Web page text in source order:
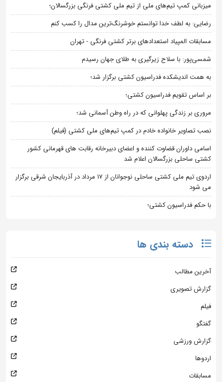
میزبانی کمپ تیم‌های ملی از تیم ملی کشتی فرنگی بزرگسالان؛
رضایی: به لطف خدا توانستم خوشرنگ‌ترین مدال را کسب کنم
مسابقات المپیاد استعدادهای برتر کشتی فرنگی - تهران
شمسی‌پور: با سلاح زیرگیری به طلای جهان رسیدم
به همت اندیشکده فدراسیون کشتی برگزار شد؛
بر اساس تقویم فدراسیون کشتی؛
مروری بر زندگی پهلوانی که در راه وطن آسمانی شد؛
نصب تصاویر خانواده خادم در کمپ تیم‌های ملی کشتی (فیلم)
اسامی داوران قضاوت کننده و اعضای دبیرخانه رقابت های قهرمانی کشور
کشتی ساحلی بزرگسالان اعلام شد
اردوی تیم ملی کشتی ساحلی نوجوانان از 17 مرداد در آذربایجان شرقی برگزار
می شود
با حکم فدراسیون کشتی؛
دسته بندی ها
آخرین مطالب
گزارش تصویری
فیلم
گفتگو
گزارش ورزشی
اردوها
مسابقات